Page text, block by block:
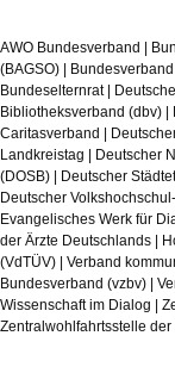
AWO Bundesverband |
(BAGSO) |
Bundeselternrat |
Bibliotheksverband (dbv)
Caritasverband |
Landkreistag | Deutscher
(DOSB) | Deutscher
Deutscher
Evangelisches Werk für
der Ärzte Deutschlands |
(VdTÜV) | Verband
Bundesverband (vzbv) |
Wissenschaft im Dialog |
Zentralwohlfahrtsstelle